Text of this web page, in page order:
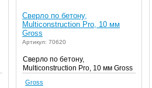
Сверло по бетону,
Multiconstruction Pro, 10 мм
Gross
Артикул: 70620
Сверло по бетону,
Multiconstruction Pro, 10 мм Gross
Gross